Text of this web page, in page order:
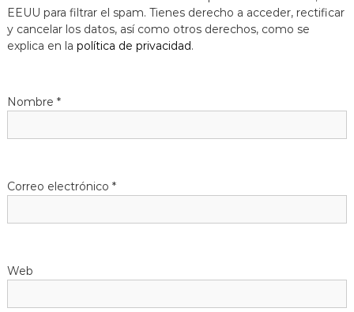
EEUU para filtrar el spam. Tienes derecho a acceder, rectificar
y cancelar los datos, así como otros derechos, como se
explica en la política de privacidad.
Nombre *
Correo electrónico *
Web